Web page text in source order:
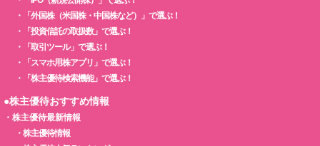
・
「外国株（米国株・中国株など）」で選ぶ！
・
「投資信託の取扱数」で選ぶ！
・
「取引ツール」で選ぶ！
・
「スマホ用株アプリ」で選ぶ！
・
「株主優待検索機能」で選ぶ！
●株主優待おすすめ情報
・ 株主優待最新情報
・ 株主優待情報